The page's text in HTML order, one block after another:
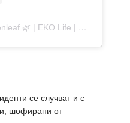
A post shared by Greenleaf 🌿 | EKO Life | Romitan (@greenleafromitan434)
се случват и с
шофирани от